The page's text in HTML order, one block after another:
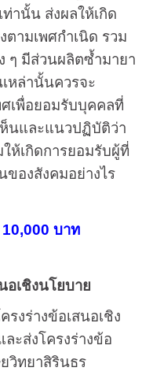
านั้น ส่งผลให้เกิด
ามเพศกำเนิด รวม
ๆ มีส่วนผลิตซ้ำมายา
หล่านั้นควรจะ
เพื่อยอมรับบุคคลที่
นและแนวปฏิบัติว่า
ห้เกิดการยอมรับผู้ที่
ของสังคมอย่างไร
บาท
อเชิงนโยบาย
างข้อเสนอเชิง
ะส่งโครงร่างข้อ
วิทยาสิรินธร